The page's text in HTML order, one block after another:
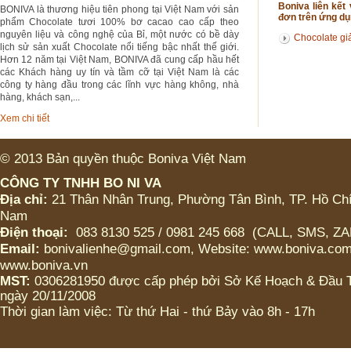
BONIVA là thương hiệu tiên phong tại Việt Nam với sản
phẩm Chocolate tươi 100% bơ cacao cao cấp theo
nguyên liệu và công nghệ của Bỉ, một nước có bề dày
lịch sử sản xuất Chocolate nổi tiếng bậc nhất thế giới.
Hơn 12 năm tại Việt Nam, BONIVA đã cung cấp hầu hết
các Khách hàng uy tín và tầm cỡ tại Việt Nam là các
công ty hàng đầu trong các lĩnh vực hàng không, nhà
hàng, khách sạn,...
Xem chi tiết
Boniva liên kết
đơn trên ứng
Chocolate
© 2013 Bản quyền thuộc Boniva Việt Nam
CÔNG TY TNHH BO NI VA
Địa chỉ: 21 Thân Nhân Trung, Phường Tân Bình, TP. Hồ
Nam
Điện thoại:
083 8130 525 / 0981 245 668 (CALL, SMS,
Email: bonivalienhe@gmail.com, Website:
www.boniva.vn
MST: 0306281950 được cấp phép bởi Sở Kế Hoạch & Đầu
ngày 20/11/2008
Thời gian làm việc: Từ thứ Hai - thứ Bảy vào 8h - 17h